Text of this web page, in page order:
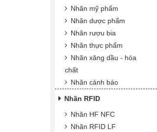
Nhãn mỹ phẩm
Nhãn dược phẩm
Nhãn rượu bia
Nhãn thực phẩm
Nhãn xăng dầu - hóa
chất
Nhãn cảnh báo
Nhãn RFID
Nhãn HF NFC
Nhãn RFID LF